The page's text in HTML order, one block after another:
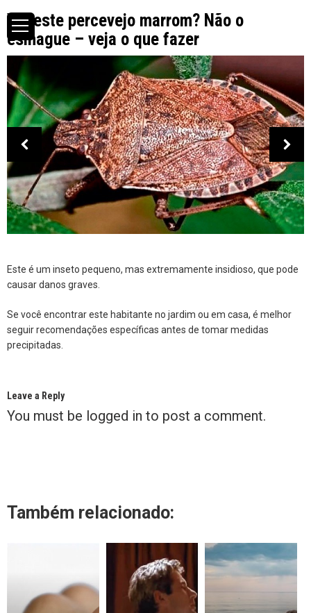
Viu este percevejo marrom? Não o
esmague – veja o que fazer
Este é um inseto pequeno, mas extremamente insidioso, que pode
causar danos graves.
Se você encontrar este habitante no jardim ou em casa, é melhor
seguir recomendações específicas antes de tomar medidas
precipitadas.
Leave a Reply
You must be logged in to post a comment.
Também relacionado: